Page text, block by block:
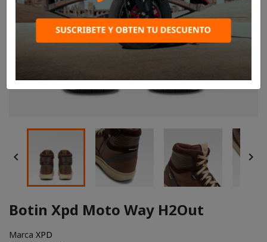
 
Botin Xpd Moto Way H2Out
Marca XPD